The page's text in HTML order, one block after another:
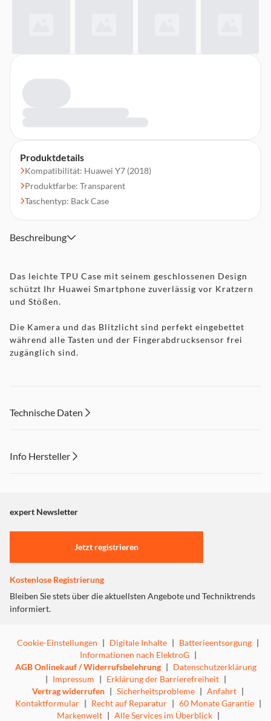
Produktdetails
Kompatibilität: Huawei Y7 (2018)
Produktfarbe: Transparent
Taschentyp: Back Case
Beschreibung
Das leichte TPU Case mit seinem geschlossenen Design
schützt Ihr Huawei Smartphone zuverlässig vor Kratzern
und Stößen.
Die Kamera und das Blitzlicht sind perfekt eingebettet
während alle Tasten und der Fingerabdrucksensor frei
zugänglich sind.
Technische Daten
Info Hersteller
"Marketing".
Einstellungen anpassen
expert Newsletter
Jetzt registrieren
Kostenlose Registrierung
Bleiben Sie stets über die aktuellsten Angebote und Techniktrends
informiert.
Cookie-Einstellungen | Digitale Inhalte | Batterieentsorgung |
Informationen nach ElektroG |
AGB Onlinekauf / Widerrufsbelehrung | Datenschutzerklärung
| Impressum | Erklärung der Barrierefreiheit |
Vertrag widerrufen | Sicherheitsprobleme | Anfahrt |
Kontaktformular | Recht auf Reparatur | 60 Monate Garantie |
Markenwelt | Alle Services im Überblick |